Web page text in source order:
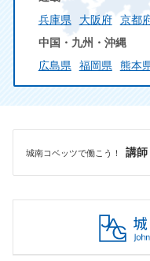
兵庫県
大阪府 京都
中国・九州・沖縄
広島県
福岡県 熊本
城南コベッツで働こう！ 講師